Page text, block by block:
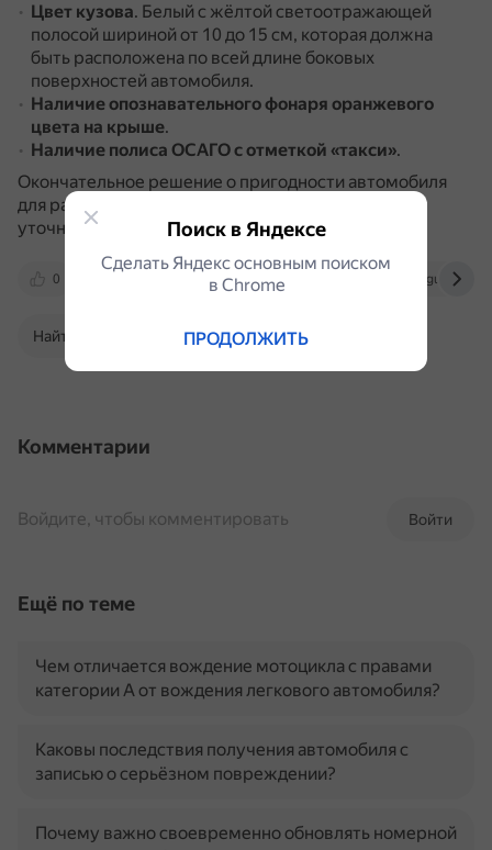
Цвет кузова. Белый с жёлтой светоотражающей
полосой шириной от 10 до 15 см, которая должна
быть расположена по всей длине боковых
поверхностей автомобиля.
Наличие опознавательного фонаря оранжевого
цвета на крыше.
Наличие полиса ОСАГО с отметкой «такси».
Окончательное решение о пригодности автомобиля
для работы в такси в конкретном сервисе лучше
уточнить в нём.
0 yandex.ru mintrans.spb.ru gu.spb.ru
Найти в Поиске
Комментарии
Войти
Войдите, чтобы комментировать
Ещё по теме
Чем отличается вождение мотоцикла с правами
категории А от вождения легкового автомобиля?
Каковы последствия получения автомобиля с
записью о серьёзном повреждении?
Почему важно своевременно обновлять номерной
Поиск в Яндексе
Сделать Яндекс основным поиском
в Сhrome
ПРОДОЛЖИТЬ